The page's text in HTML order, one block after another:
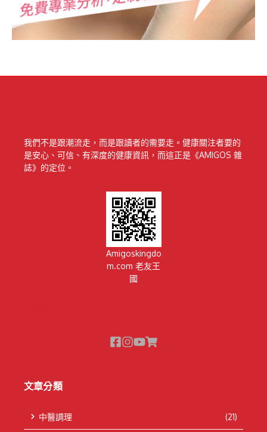
我們不是跟潮流走，而是跟讀者的需要走。健康關注者要的
是安心、可信、有深度的健康資訊，而這正是《AMIGOS 雜
誌》的定位。
Amigoskingdo
m.com 老友王
國
文章分類
中醫調理 (21)